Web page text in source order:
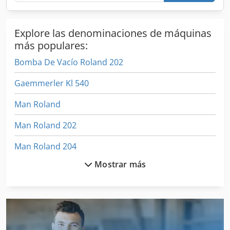
Explore las denominaciones de máquinas
más populares:
Bomba De Vacío Roland 202
Gaemmerler Kl 540
Man Roland
Man Roland 202
Man Roland 204
Man Roland 204 T Ob
Man Roland 708
Mostrar más